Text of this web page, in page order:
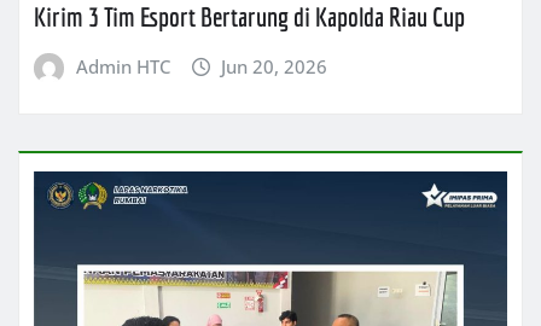
Kirim 3 Tim Esport Bertarung di Kapolda Riau Cup
Admin HTC Jun 20, 2026